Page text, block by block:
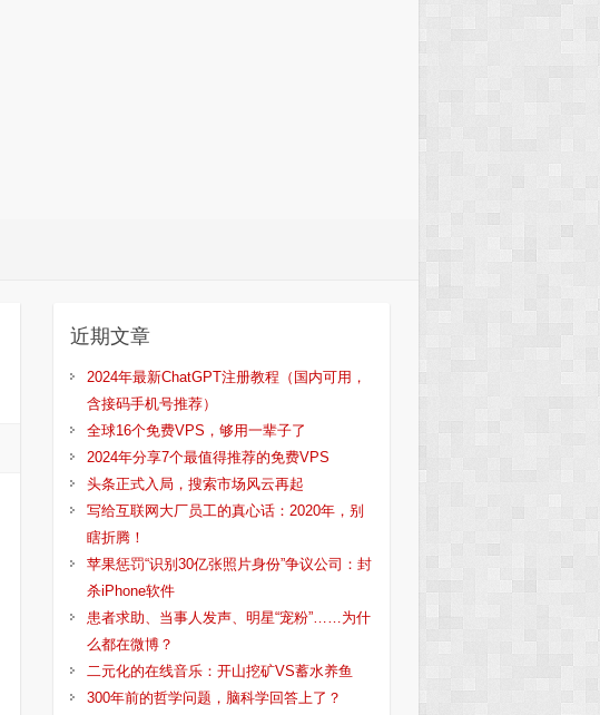
近期文章
2024年最新ChatGPT注册教程（国内可用，
含接码手机号推荐）
全球16个免费VPS，够用一辈子了
2024年分享7个最值得推荐的免费VPS
头条正式入局，搜索市场风云再起
写给互联网大厂员工的真心话：2020年，别
瞎折腾！
苹果惩罚“识别30亿张照片身份”争议公司：封
杀iPhone软件
患者求助、当事人发声、明星“宠粉”……为什
么都在微博？
二元化的在线音乐：开山挖矿VS蓄水养鱼
300年前的哲学问题，脑科学回答上了？